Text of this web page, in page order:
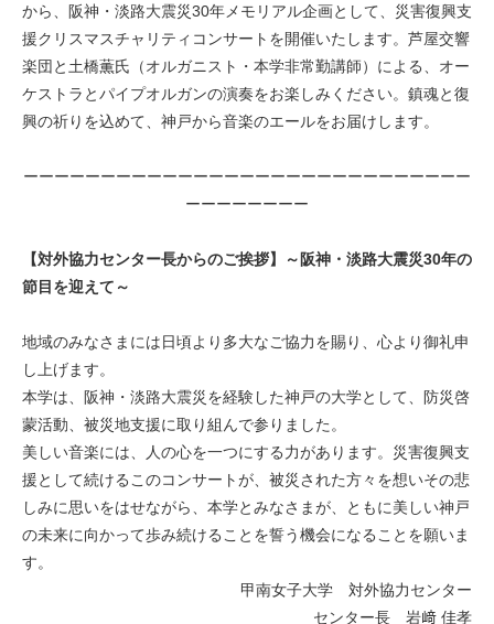
から、阪神・淡路大震災30年メモリアル企画として、災害復興支
援クリスマスチャリティコンサートを開催いたします。芦屋交響
楽団と土橋薫氏（オルガニスト・本学非常勤講師）による、オー
ケストラとパイプオルガンの演奏をお楽しみください。鎮魂と復
興の祈りを込めて、神戸から音楽のエールをお届けします。
ーーーーーーーーーーーーーーーーーーーーーーーーーーーーー
ーーーーーーーー
【対外協力センター長からのご挨拶】
～阪神・淡路大震災30年の
節目を迎えて～
地域のみなさまには日頃より多大なご協力を賜り、心より御礼申
し上げます。
本学は、阪神・淡路大震災を経験した神戸の大学として、防災啓
蒙活動、被災地支援に取り組んで参りました。
美しい音楽には、人の心を一つにする力があります。災害復興支
援として続けるこのコンサートが、被災された方々を想いその悲
しみに思いをはせながら、本学とみなさまが、ともに美しい神戸
の未来に向かって歩み続けることを誓う機会になることを願いま
す。
甲南女子大学 対外協力センター
センター長 岩﨑 佳孝